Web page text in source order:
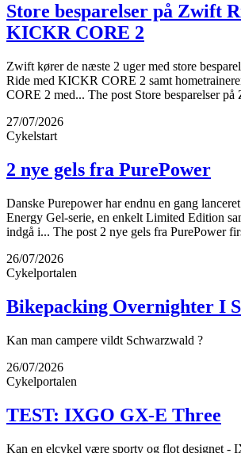
Store besparelser på Zwift
KICKR CORE 2
Zwift kører de næste 2 uger med store
Ride med KICKR CORE 2 samt
CORE 2 med... The post Store besparelser
27/07/2026
Cykelstart
2 nye gels fra PurePower
Danske Purepower har endnu en gang
Energy Gel-serie, en enkelt Limited Edition
indgå i... The post 2 nye gels fra PurePower
26/07/2026
Cykelportalen
Bikepacking Overnighter I
Kan man campere vildt Schwarzwald ?
26/07/2026
Cykelportalen
TEST: IXGO GX-E Three
Kan en elcykel være sporty og flot designet -